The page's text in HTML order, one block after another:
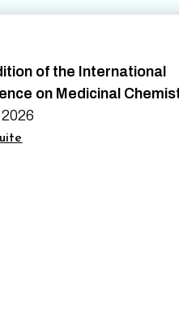
of the International
on Medicinal